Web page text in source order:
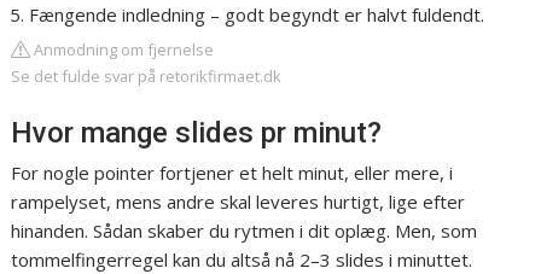
Fængende indledning – godt begyndt er halvt fuldendt.
Anmodning om fjernelse
Se det fulde svar på retorikfirmaet.dk
Hvor mange slides pr minut?
For nogle pointer fortjener et helt minut, eller mere, i
rampelyset, mens andre skal leveres hurtigt, lige efter
hinanden. Sådan skaber du rytmen i dit oplæg. Men, som
tommelfingerregel kan du altså nå 2–3 slides i minuttet.